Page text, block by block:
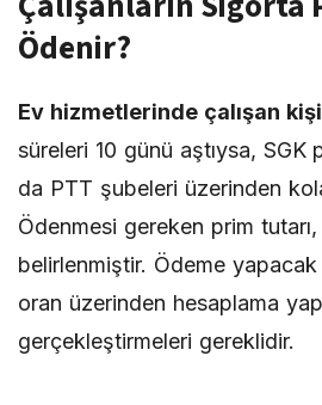
Ödenir?
Ev hizmetlerinde çalışan
süreleri 10 günü aştıysa, SGK
da PTT şubeleri üzerinden
Ödenmesi gereken prim
belirlenmiştir. Ödeme
oran üzerinden hesaplama
gerçekleştirmeleri gereklidir.